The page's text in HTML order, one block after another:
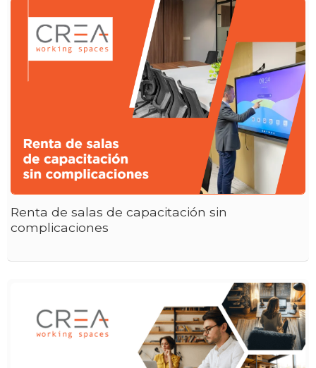
Renta de salas de capacitación sin
complicaciones